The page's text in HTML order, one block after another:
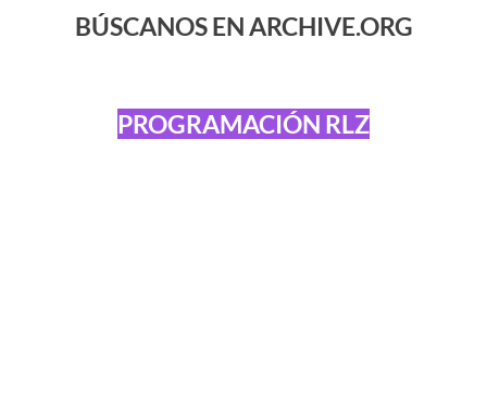
BÚSCANOS EN ARCHIVE.ORG
PROGRAMACIÓN RLZ